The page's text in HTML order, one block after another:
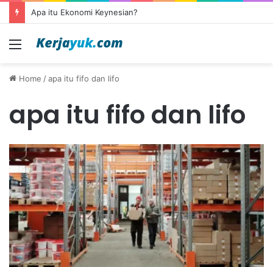
Apa itu Ekonomi Keynesian?
Menu
Home /apa itu fifo dan lifo
apa itu fifo dan lifo